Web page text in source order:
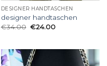
DESIGNER HANDTASCHEN
designer handtaschen
€34.00 €24.00